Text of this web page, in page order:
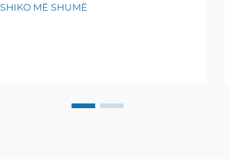
height: normal; } h3 { margin-top:
SHIKO MË SHUMË